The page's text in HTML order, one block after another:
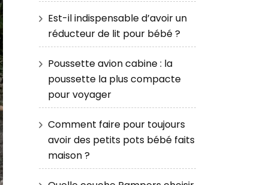
Est-il indispensable d’avoir un
réducteur de lit pour bébé ?
Poussette avion cabine : la
poussette la plus compacte
pour voyager
Comment faire pour toujours
avoir des petits pots bébé faits
maison ?